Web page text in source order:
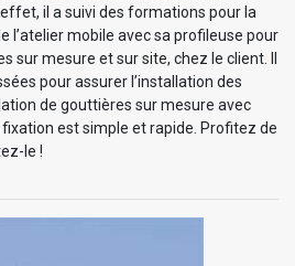
il a suivi des formations pour la
l’atelier mobile avec sa profileuse pour
sur mesure et sur site, chez le client. Il
pour assurer l’installation des
de gouttières sur mesure avec
est simple et rapide. Profitez de
le !